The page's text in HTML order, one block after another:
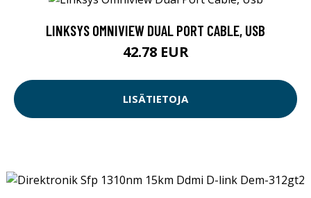
LINKSYS OMNIVIEW DUAL PORT CABLE, USB
42.78 EUR
LISÄTIETOJA